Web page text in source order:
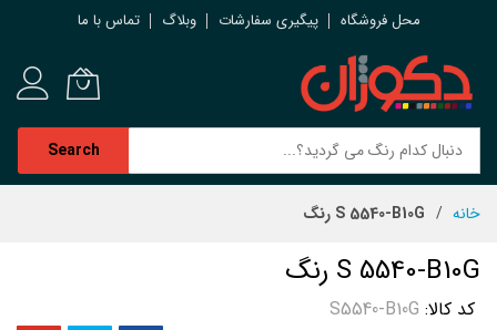
محل فروشگاه پیگیری سفارشات وبلاگ تماس با ما
Search
خانه S 5540-B10G رنگ
S 5540-B10G رنگ
کد کالا S5540-B10G